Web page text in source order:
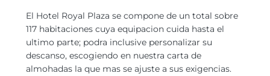
El Hotel Royal Plaza se compone de un total sobre
117 habitaciones cuya equipacion cuida hasta el
ultimo parte; podra inclusive personalizar su
descanso, escogiendo en nuestra carta de
almohadas la que mas se ajuste a sus exigencias.